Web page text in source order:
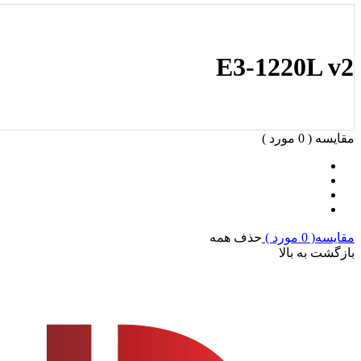
E3-1220L v2
مقایسه ( 0 مورد )
مقایسه( 0 مورد ) حذف همه
بازگشت به بالا